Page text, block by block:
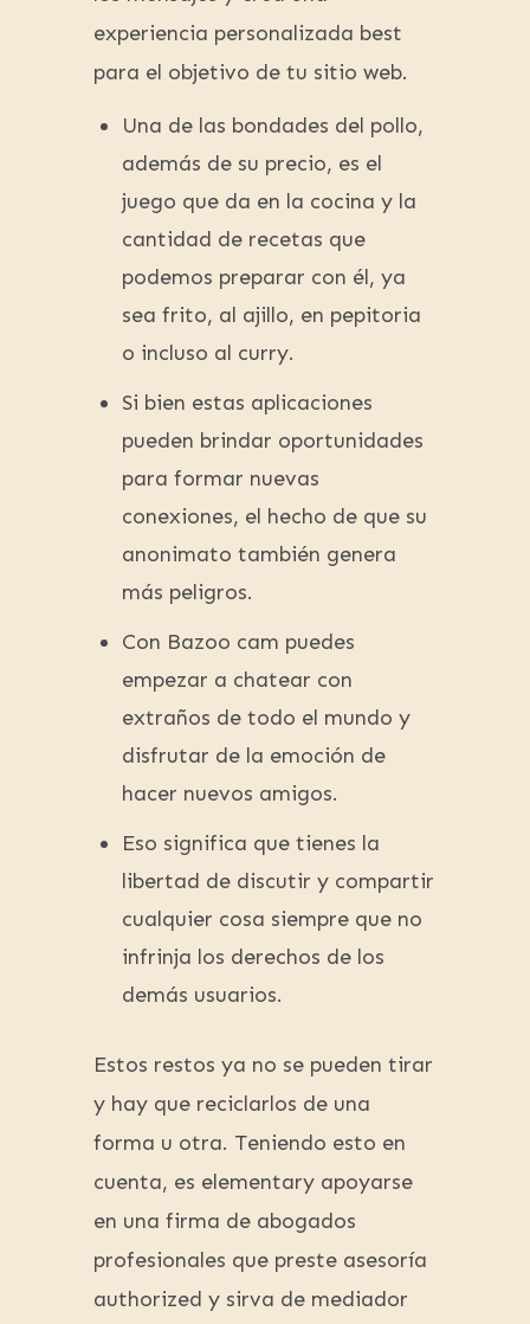
experiencia personalizada best
para el objetivo de tu sitio web.
Una de las bondades del pollo,
además de su precio, es el
juego que da en la cocina y la
cantidad de recetas que
podemos preparar con él, ya
sea frito, al ajillo, en pepitoria
o incluso al curry.
Si bien estas aplicaciones
pueden brindar oportunidades
para formar nuevas
conexiones, el hecho de que su
anonimato también genera
más peligros.
Con Bazoo cam puedes
empezar a chatear con
extraños de todo el mundo y
disfrutar de la emoción de
hacer nuevos amigos.
Eso significa que tienes la
libertad de discutir y compartir
cualquier cosa siempre que no
infrinja los derechos de los
demás usuarios.
Estos restos ya no se pueden tirar
y hay que reciclarlos de una
forma u otra. Teniendo esto en
cuenta, es elementary apoyarse
en una firma de abogados
profesionales que preste asesoría
authorized y sirva de mediador